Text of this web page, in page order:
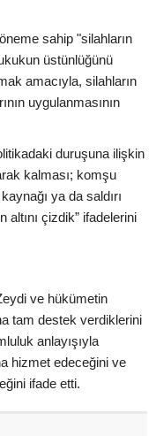
sahip "silahların
üstünlüğünü
amacıyla, silahların
uygulanmasının
duruşuna ilişkin
kalması; komşu
ya da saldırı
altını çizdik” ifadelerini
ve hükümetin
tam destek verdiklerini
anlayışıyla
hizmet edeceğini ve
ifade etti.